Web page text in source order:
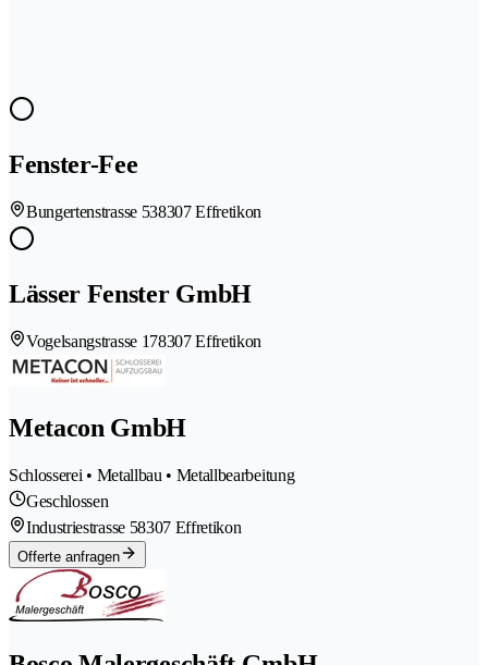
Fenster-Fee
Bungertenstrasse 538307 Effretikon
Lässer Fenster GmbH
Vogelsangstrasse 178307 Effretikon
Metacon GmbH
Schlosserei • Metallbau • Metallbearbeitung
Geschlossen
Industriestrasse 58307 Effretikon
Offerte anfragen